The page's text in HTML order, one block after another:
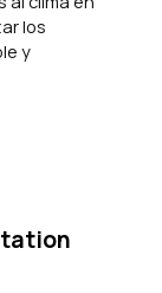
los
y